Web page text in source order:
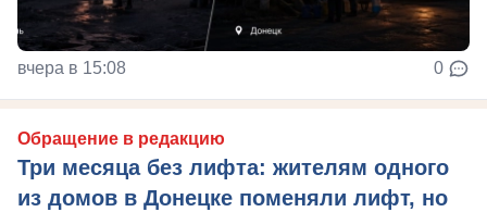
вчера в 15:08 0
Обращение в редакцию
Три месяца без лифта: жителям одного
из домов в Донецке поменяли лифт, но